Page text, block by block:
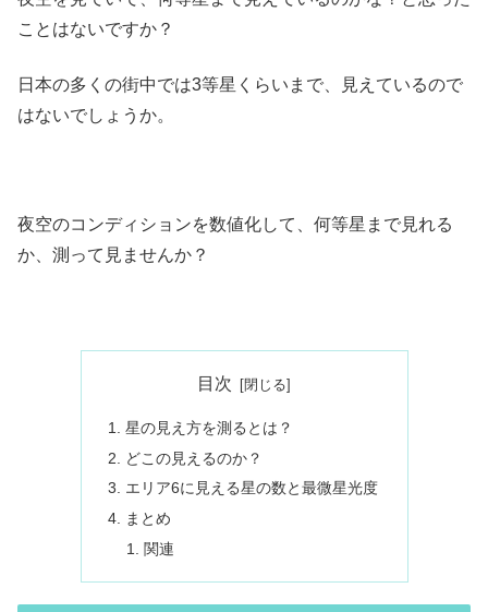
ことはないですか？
日本の多くの街中では3等星くらいまで、見えているので
はないでしょうか。
夜空のコンディションを数値化して、何等星まで見れる
か、測って見ませんか？
目次
星の見え方を測るとは？
どこの見えるのか？
エリア6に見える星の数と最微星光度
まとめ
関連